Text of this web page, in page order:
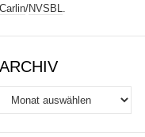
Carlin/NVSBL.
ARCHIV
Archiv